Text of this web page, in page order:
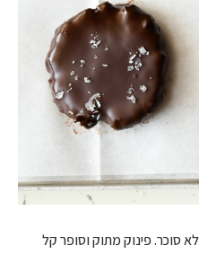
סוכר. פינוק מתוק וסופר קל